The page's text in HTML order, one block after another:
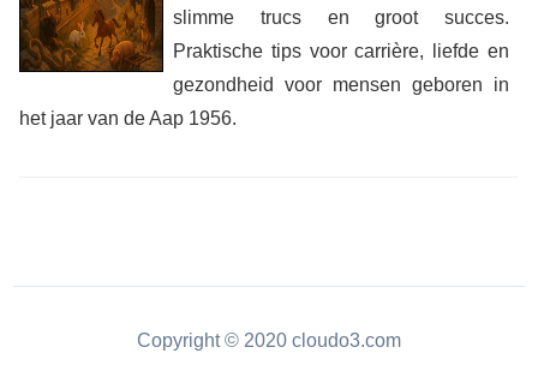
slimme trucs en groot succes.
Praktische tips voor carrière, liefde en
gezondheid voor mensen geboren in
het jaar van de Aap 1956.
Copyright © 2020 cloudo3.com